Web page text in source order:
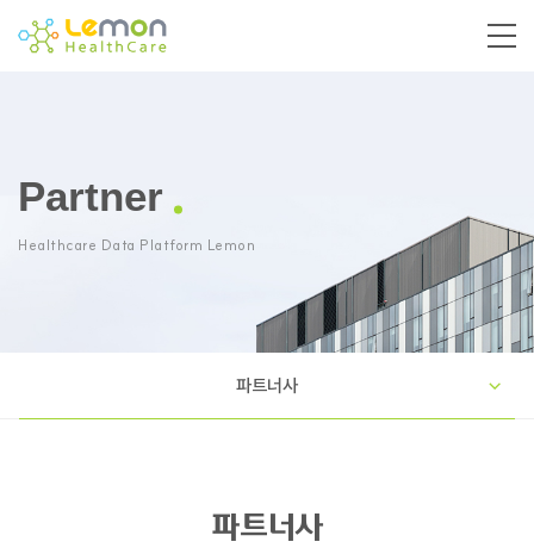
Partner
Healthcare Data Platform Lemon
파트너사
파트너사